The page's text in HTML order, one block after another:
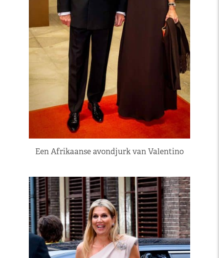
Een Afrikaanse avondjurk van Valentino